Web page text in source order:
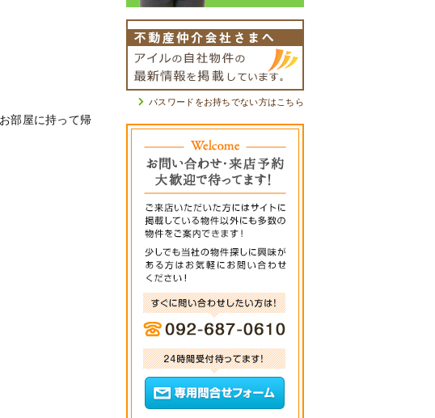
部屋に持って帰
パスワードをお持ちでない方はこちら